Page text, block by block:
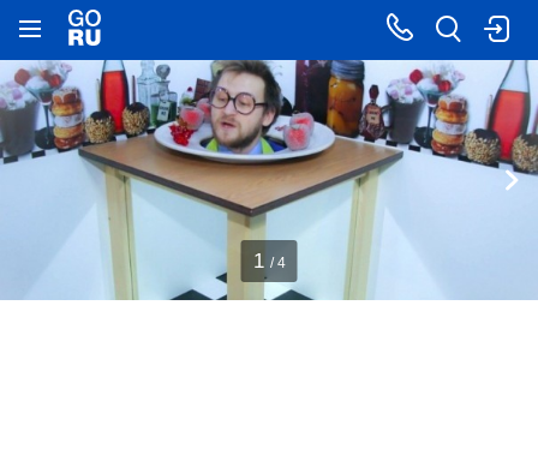
1 / 4